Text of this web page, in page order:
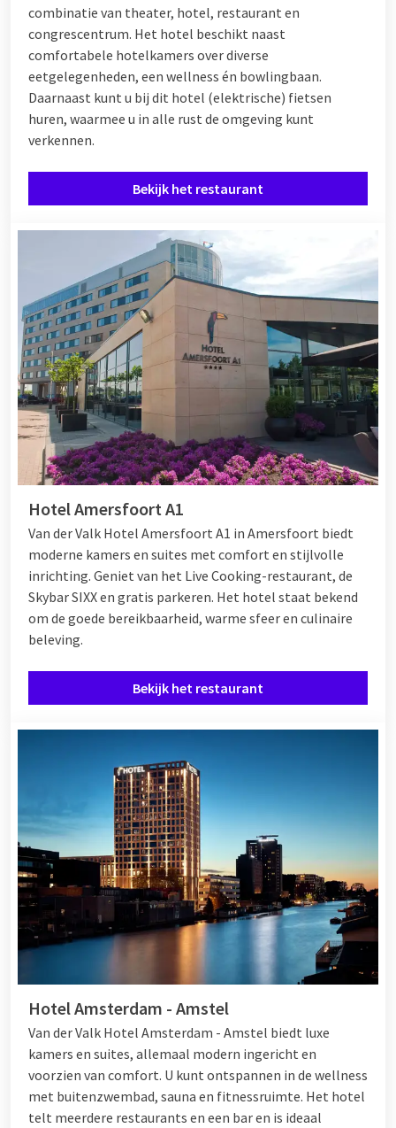
Laat uw kindde lekkerste Timo Toekan gerechten
Van der Valk. Voor de kleine gasten is er een speciaal menu
samengesteld om kennis te maken met gerechten uit de hele
wereld. Timo Toekan neemt uw kinderen graag mee op reis
door de landen en vertelt hierbij leuke weetjes en verhalen.
Als de kinderen zijn uitgegeten, kunnen zij zich goed
videokijken, uw kinderen hoeven zich niet te vervelen. Zo kunt
u samen met uw gezelschap op uw gemak genieten van een
Borrel na uw diner nog na in de hotelbar
Heeft u zin in een borrel in de hotelbar? U heeft keuze uit een
speciaal biertje, wijnen, mooie cocktails en verse
vruchtensappen. Bestel diverse lekkere hapjes en klets
gezellig bij met vrienden of familie.
Overnachten bij Van der Valk
Wilt u na uw diner blijven overnachten in het hotel? Bekijk dan
ook de hotelkamers en suites. Wilt u een compleet verzorgd
weekend weg? Dan kunt u ook kiezen voor een arrangement.
Bij Van der Valk geniet u van eenovernachting inclusief
ontbijtmet diner.
combinatie van theater, hotel, restaurant en
congrescentrum. Het hotel beschikt naast
comfortabele hotelkamers over diverse
eetgelegenheden, een wellness én bowlingbaan.
Daarnaast kunt u bij dit hotel (elektrische) fietsen
huren, waarmee u in alle rust de omgeving kunt
verkennen.
Bekijk het restaurant
Hotel Amersfoort A1
Van der Valk Hotel Amersfoort A1 in Amersfoort biedt
moderne kamers en suites met comfort en stijlvolle
inrichting. Geniet van het Live Cooking-restaurant, de
Skybar SIXX en gratis parkeren. Het hotel staat bekend
om de goede bereikbaarheid, warme sfeer en culinaire
beleving.
Bekijk het restaurant
Hotel Amsterdam - Amstel
Van der Valk Hotel Amsterdam - Amstel biedt luxe
kamers en suites, allemaal modern ingericht en
voorzien van comfort. U kunt ontspannen in de wellness
met buitenzwembad, sauna en fitnessruimte. Het hotel
telt meerdere restaurants en een bar en is ideaal